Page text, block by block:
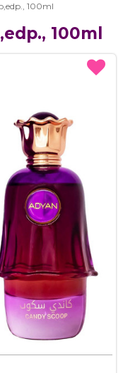
100ml
100ml